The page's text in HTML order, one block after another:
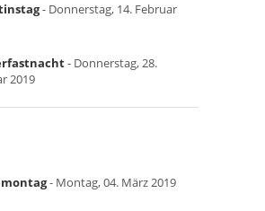
- Donnerstag, 14. Februar
- Donnerstag, 28.
2019
- Montag, 04. März 2019